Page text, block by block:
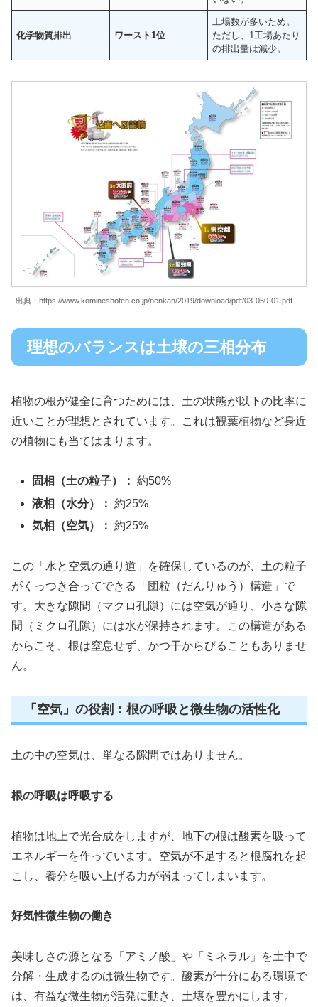
化学物質排出 ワースト1位
工場数が多いため。
ただし、1工場あたり
の排出量は減少。
出典：https://www.komineshoten.co.jp/nenkan/2019/download/pdf/03-050-01.pdf
理想のバランスは土壌の三相分布
植物の根が健全に育つためには、土の状態が以下の比率に
近いことが理想とされています。これは観葉植物など身近
の植物にも当てはまります。
固相（土の粒子）： 約50%
液相（水分）： 約25%
気相（空気）： 約25%
この「水と空気の通り道」を確保しているのが、土の粒子
がくっつき合ってできる「団粒（だんりゅう）構造」で
す。大きな隙間（マクロ孔隙）には空気が通り、小さな隙
間（ミクロ孔隙）には水が保持されます。この構造がある
からこそ、根は窒息せず、かつ干からびることもありませ
ん。
「空気」の役割：根の呼吸と微生物の活性化
土の中の空気は、単なる隙間ではありません。
根の呼吸は呼吸する
植物は地上で光合成をしますが、地下の根は酸素を吸って
エネルギーを作っています。空気が不足すると根腐れを起
こし、養分を吸い上げる力が弱まってしまいます。
好気性微生物の働き
美味しさの源となる「アミノ酸」や「ミネラル」を土中で
分解・生成するのは微生物です。酸素が十分にある環境で
は、有益な微生物が活発に動き、土壌を豊かにします。